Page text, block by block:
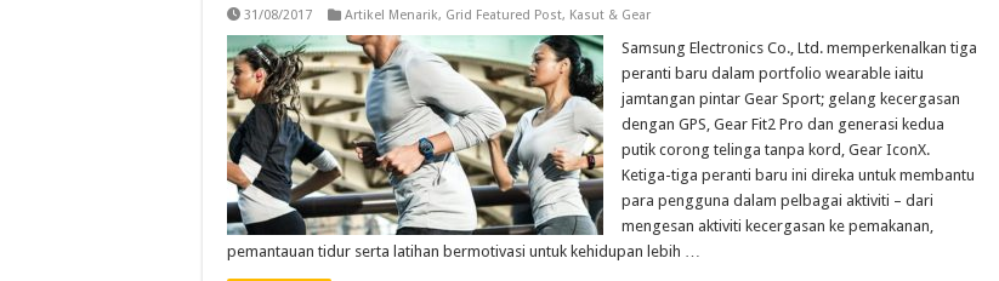
31/08/2017 Artikel Menarik, Grid Featured Post, Kasut & Gear
Samsung Electronics Co., Ltd. memperkenalkan tiga
peranti baru dalam portfolio wearable iaitu
jamtangan pintar Gear Sport; gelang kecergasan
dengan GPS, Gear Fit2 Pro dan generasi kedua
putik corong telinga tanpa kord, Gear IconX.
Ketiga-tiga peranti baru ini direka untuk membantu
para pengguna dalam pelbagai aktiviti – dari
mengesan aktiviti kecergasan ke pemakanan,
pemantauan tidur serta latihan bermotivasi untuk kehidupan lebih …